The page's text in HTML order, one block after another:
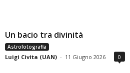
Un bacio tra divinità
Astrofotografia
Luigi Civita (UAN) - 11 Giugno 2026 0